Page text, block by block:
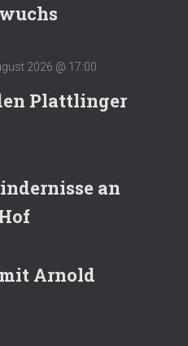
2026 @ 17:00
Plattlinger
an
Arnold